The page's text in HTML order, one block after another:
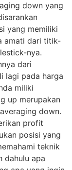
down yang
yang memiliki
amati dari titik-
nya.
dari
lagi pada harga
miliki
up merupakan
down.
profit
posisi yang
teknik
dahulu apa